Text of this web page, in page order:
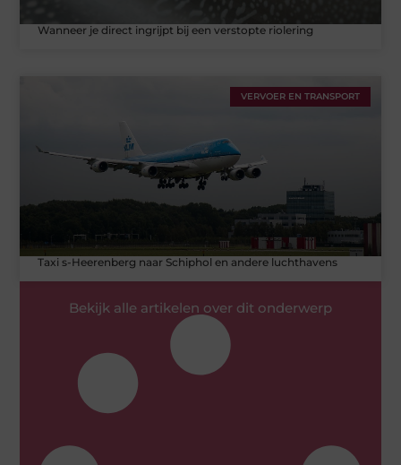
Wanneer je direct ingrijpt bij een verstopte riolering
VERVOER EN TRANSPORT
Taxi s-Heerenberg naar Schiphol en andere luchthavens
Bekijk alle artikelen over dit onderwerp